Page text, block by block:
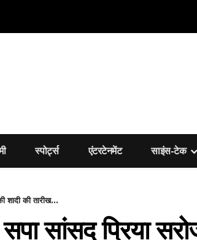
स्पोर्ट्स एंटरटेनमेंट साइंस-टेक
शादी की तारीख...
सांसद प्रिया